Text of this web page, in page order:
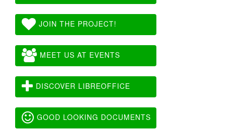
JOIN THE PROJECT!
MEET US AT EVENTS
DISCOVER LIBREOFFICE
GOOD LOOKING DOCUMENTS